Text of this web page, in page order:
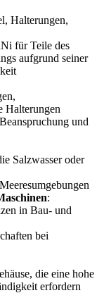
Halterungen,
für Teile des
aufgrund seiner
Halterungen
und
Salzwasser oder
:
in Bau- und
bei
die eine hohe
erfordern